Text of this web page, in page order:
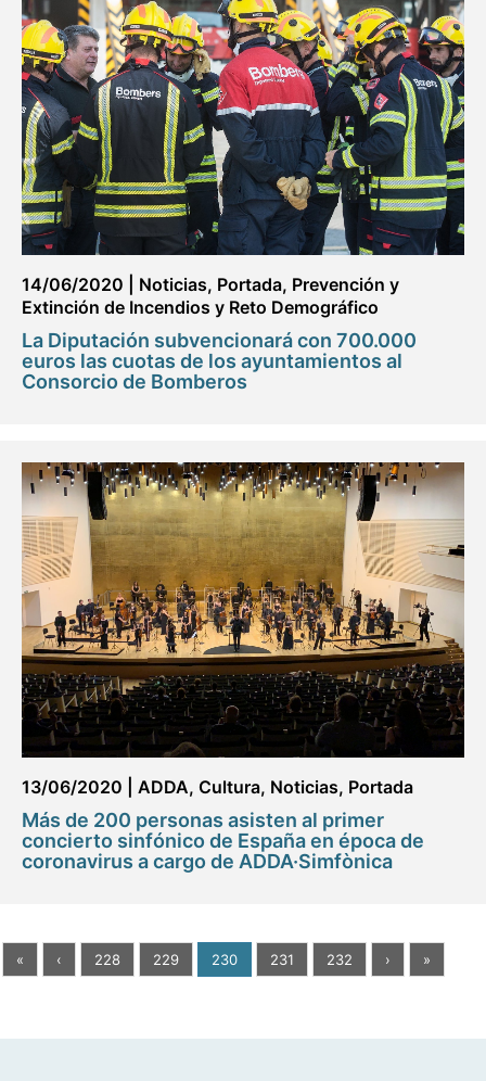
14/06/2020 Noticias, Portada, Prevención y
Extinción de Incendios y Reto Demográfico
La Diputación subvencionará con 700.000
euros las cuotas de los ayuntamientos al
Consorcio de Bomberos
13/06/2020 ADDA, Cultura, Noticias, Portada
Más de 200 personas asisten al primer
concierto sinfónico de España en época de
coronavirus a cargo de ADDA·Simfònica
« ‹ 228 229 230 231 232 › »